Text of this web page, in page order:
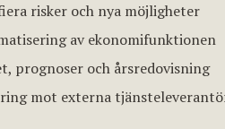
risker och nya möjligheter
av ekonomifunktionen
prognoser och årsredovisning
mot externa